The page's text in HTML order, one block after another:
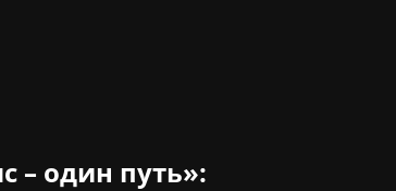
– один путь»: